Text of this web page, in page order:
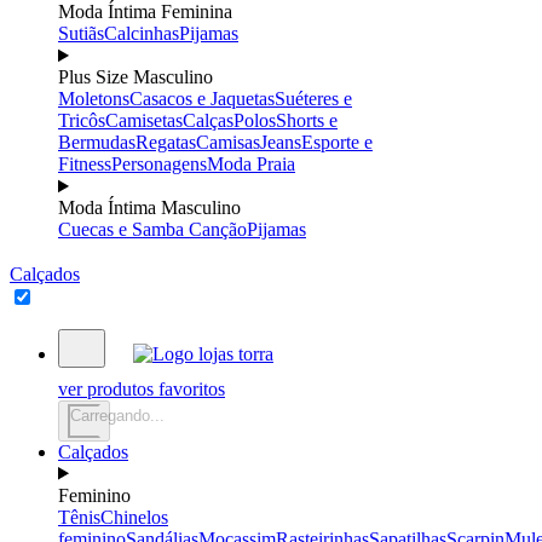
Moda Íntima Feminina
SutiãsCalcinhasPijamas
Plus Size Masculino
MoletonsCasacos e JaquetasSuéteres e
TricôsCamisetasCalçasPolosShorts e
BermudasRegatasCamisasJeansEsporte e
FitnessPersonagensModa Praia
Moda Íntima Masculino
Cuecas e Samba CançãoPijamas
Calçados
ver produtos favoritos
Carregando...
Calçados
Feminino
TênisChinelos